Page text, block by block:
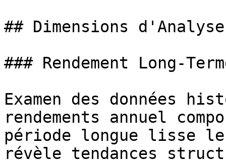
## Dimensions d'Analyse
### Rendement Long-
Examen des données
rendements annuel
période longue lisse
révèle tendances